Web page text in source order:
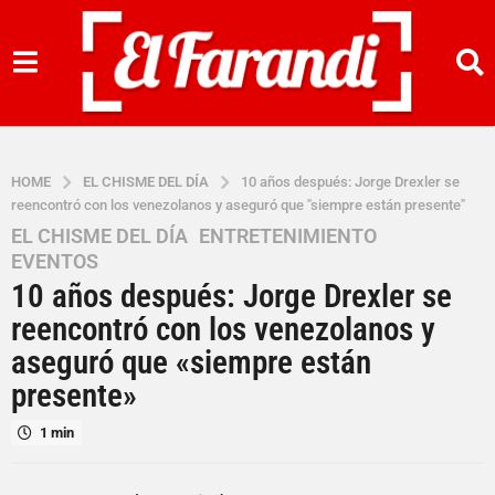
HOME EL CHISME DEL DÍA
10 años después: Jorge Drexler se
reencontró con los venezolanos y aseguró que "siempre están presente"
3
a
ñ
o
s
a
g
o
EL CHISME DEL DÍA ,ENTRETENIMIENTO
EVENTOS
10 años después: Jorge Drexler se
reencontró con los venezolanos y
aseguró que «siempre están
presente»
1 min